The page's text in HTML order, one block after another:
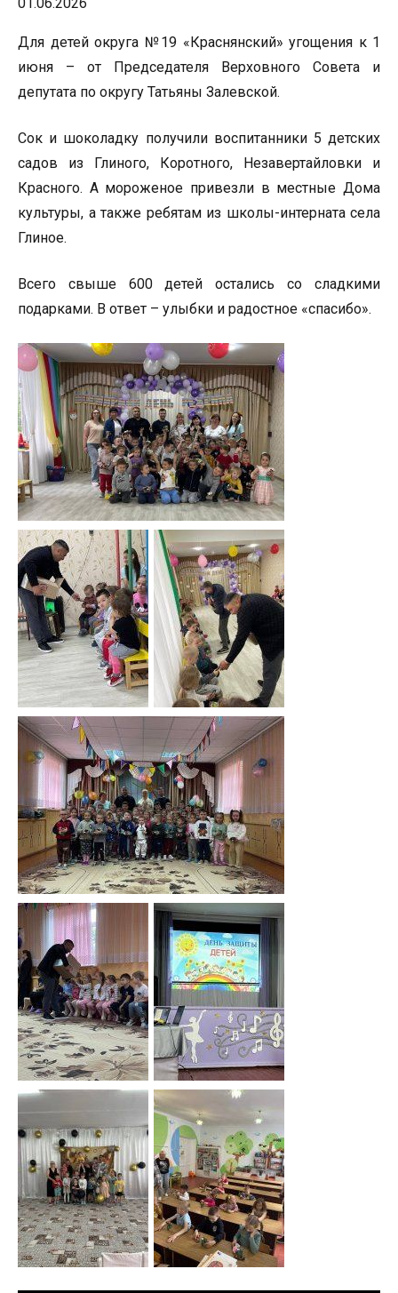
01.06.2026
Для детей округа №19 «Краснянский» угощения к 1
июня – от Председателя Верховного Совета и
депутата по округу Татьяны Залевской.
Сок и шоколадку получили воспитанники 5 детских
садов из Глиного, Коротного, Незавертайловки и
Красного. А мороженое привезли в местные Дома
культуры, а также ребятам из школы-интерната села
Глиное.
Всего свыше 600 детей остались со сладкими
подарками. В ответ – улыбки и радостное «спасибо».